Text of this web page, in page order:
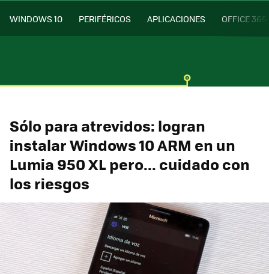
WINDOWS 10 PERIFÉRICOS APLICACIONES OFFICE 365
Sólo para atrevidos: logran
instalar Windows 10 ARM en un
Lumia 950 XL pero... cuidado con
los riesgos